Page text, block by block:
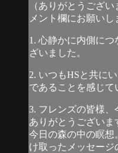
（ありがとうござ
メント欄にお願いし
1. 心静かに内側に
ざいました。
2. いつもHSと共に
であることを感じて
3. フレンズの皆様
ありがとうございま
今日の森の中の瞑想
け取ったメッセージ